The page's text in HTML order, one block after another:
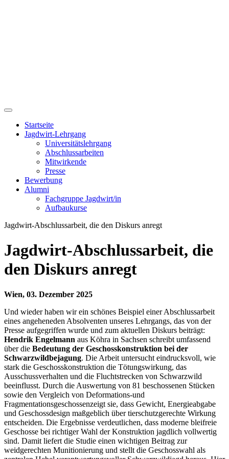
Startseite
Jagdwirt-Lehrgang
Universitätslehrgang
Abschlussarbeiten
Mitwirkende
Presse
Bewerbung
Alumni
Fachgruppe Jagdwirt/in
Aufbaukurse
Jagdwirt-Abschlussarbeit, die den Diskurs anregt
Jagdwirt-Abschlussarbeit, die
den Diskurs anregt
Wien, 03. Dezember 2025
Und wieder haben wir ein schönes Beispiel einer Abschlussarbeit
eines angeheneden Absolventen unseres Lehrgangs, das von der
Presse aufgegriffen wurde und zum aktuellen Diskurs beiträgt:
Hendrik Engelmann aus Köhra in Sachsen schreibt umfassend
über die Bedeutung der Geschosskonstruktion bei der
Schwarzwildbejagung. Die Arbeit untersucht eindrucksvoll, wie
stark die Geschosskonstruktion die Tötungswirkung, das
Ausschussverhalten und die Fluchtstrecken von Schwarzwild
beeinflusst. Durch die Auswertung von 81 beschossenen Stücken
sowie den Vergleich von Deformations-und
Fragmentationsgeschossenzeigt sie, dass Gewicht, Energieabgabe
und Geschossdesign maßgeblich über tierschutzgerechte Wirkung
entscheiden. Die Ergebnisse verdeutlichen, dass moderne bleifreie
Geschosse bei richtiger Wahl der Konstruktion jagdlich vollwertig
sind. Damit liefert die Studie einen wichtigen Beitrag zur
weidgerechten Munitionierung und stellt die Geschosswahl als